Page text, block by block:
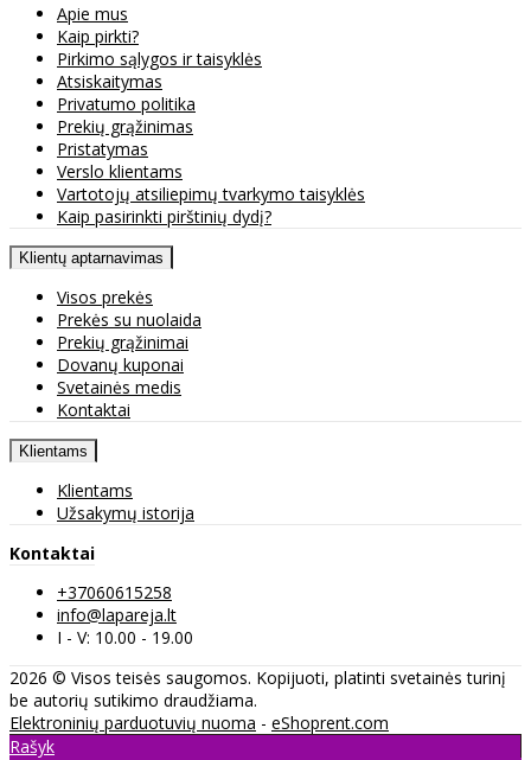
Apie mus
Kaip pirkti?
Pirkimo sąlygos ir taisyklės
Atsiskaitymas
Privatumo politika
Prekių grąžinimas
Pristatymas
Verslo klientams
Vartotojų atsiliepimų tvarkymo taisyklės
Kaip pasirinkti pirštinių dydį?
Klientų aptarnavimas
Visos prekės
Prekės su nuolaida
Prekių grąžinimai
Dovanų kuponai
Svetainės medis
Kontaktai
Klientams
Klientams
Užsakymų istorija
Kontaktai
+37060615258
info@lapareja.lt
I - V: 10.00 - 19.00
2026 © Visos teisės saugomos. Kopijuoti, platinti svetainės turinį
be autorių sutikimo draudžiama.
Elektroninių parduotuvių nuoma - eShoprent.com
Rašyk